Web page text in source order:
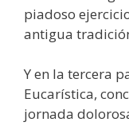
piadoso
antigua
Y en la tercera
Eucarística,
jornada